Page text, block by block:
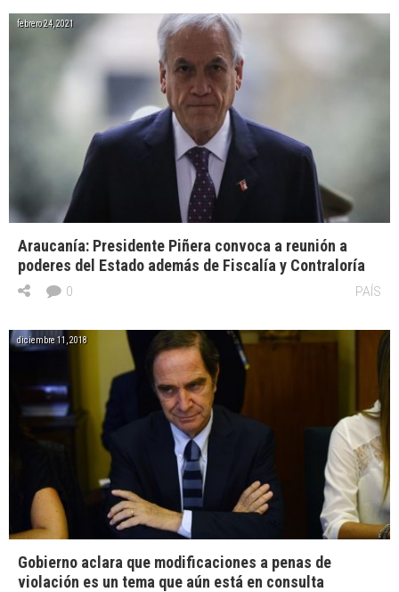
febrero 24, 2021
Araucanía: Presidente Piñera convoca a reunión a
poderes del Estado además de Fiscalía y Contraloría
PAÍS
0
diciembre 11, 2018
Gobierno aclara que modificaciones a penas de
violación es un tema que aún está en consulta